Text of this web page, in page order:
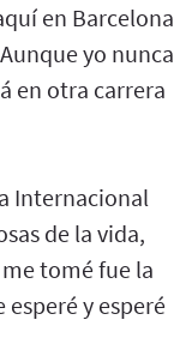
en Barcelona
yo nunca
en otra carrera
Internacional
de la vida,
tomé fue la
esperé y esperé